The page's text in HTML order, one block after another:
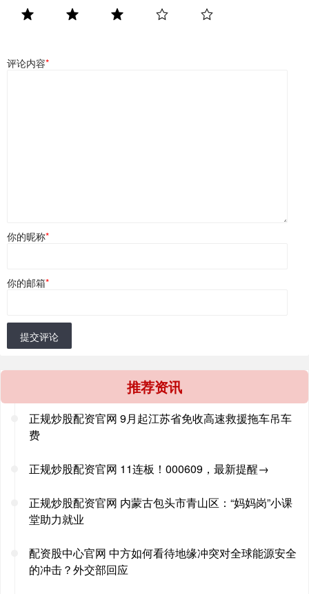
评论内容*
你的昵称*
你的邮箱*
提交评论
推荐资讯
正规炒股配资官网 9月起江苏省免收高速救援拖车吊车
费
正规炒股配资官网 11连板！000609，最新提醒→
正规炒股配资官网 内蒙古包头市青山区：“妈妈岗”小课
堂助力就业
配资股中心官网 中方如何看待地缘冲突对全球能源安全
的冲击？外交部回应